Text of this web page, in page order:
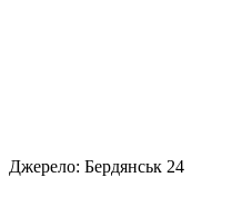
Джерело: Бердянськ 24